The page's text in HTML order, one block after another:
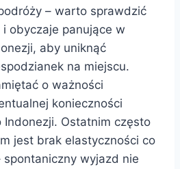
– warto sprawdzić
obyczaje panujące w
aby uniknąć
na miejscu.
o ważności
konieczności
Ostatnim często
jest brak elastyczności co
wyjazd nie